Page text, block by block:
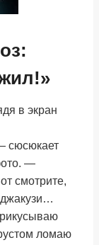
в экран
сюсюкает
—
смотрите,
ломаю